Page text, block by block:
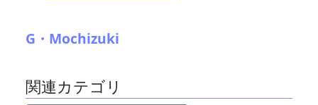
G・Mochizuki
関連カテゴリ